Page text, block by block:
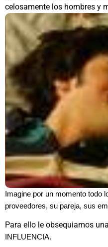
celosamente los hombres y
Imagine por un momento todo
proveedores, su pareja, sus
Para ello le obsequiamos
INFLUENCIA.